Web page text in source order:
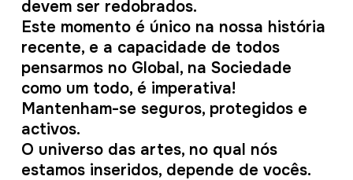
devem ser redobrados.
Este momento é único na nossa história
recente, e a capacidade de todos
pensarmos no Global, na Sociedade
como um todo, é imperativa!
Mantenham-se seguros, protegidos e
activos.
O universo das artes, no qual nós
estamos inseridos, depende de vocês.